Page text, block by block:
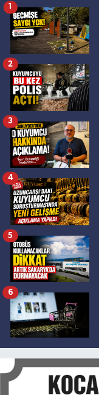
1
2
3
4
5
6